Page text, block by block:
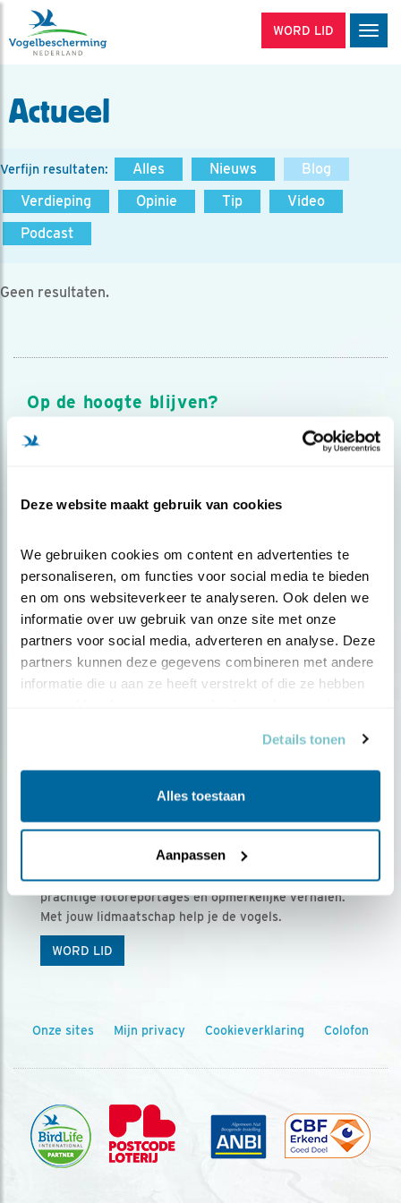
Deze website maakt gebruik van cookies
We gebruiken cookies om content en advertenties te
personaliseren, om functies voor social media te bieden
en om ons websiteverkeer te analyseren. Ook delen we
informatie over uw gebruik van onze site met onze
partners voor social media, adverteren en analyse. Deze
partners kunnen deze gegevens combineren met andere
informatie die u aan ze heeft verstrekt of die ze hebben
Details tonen
Alles toestaan
Aanpassen
WORD LID
Actueel
Verfijn resultaten: Alles Nieuws
Blog
Verdieping
Opinie Tip
Video
Podcast
Geen resultaten.
Op de hoogte blijven?
Meld je aan en ontvang nieuws, inspiratie, acties en tips
over vogels en activiteiten van Vogelbescherming.
Ontvang 5 x Vogels voor € 36,00 per jaar
Vogels is het tijdschrift voor onze leden, met
prachtige fotoreportages en opmerkelijke verhalen.
Met jouw lidmaatschap help je de vogels.
WORD LID
Onze sites Mijn privacy Cookieverklaring Colofon